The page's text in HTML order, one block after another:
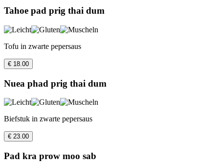
Tahoe pad prig thai dum
Tofu in zwarte pepersaus
€ 18.00
Nuea phad prig thai dum
Biefstuk in zwarte pepersaus
€ 23.00
Pad kra prow moo sab